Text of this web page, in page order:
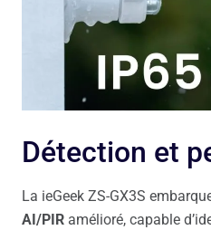
Détection et
La ieGeek ZS-GX3S
AI/PIR amélioré, capable